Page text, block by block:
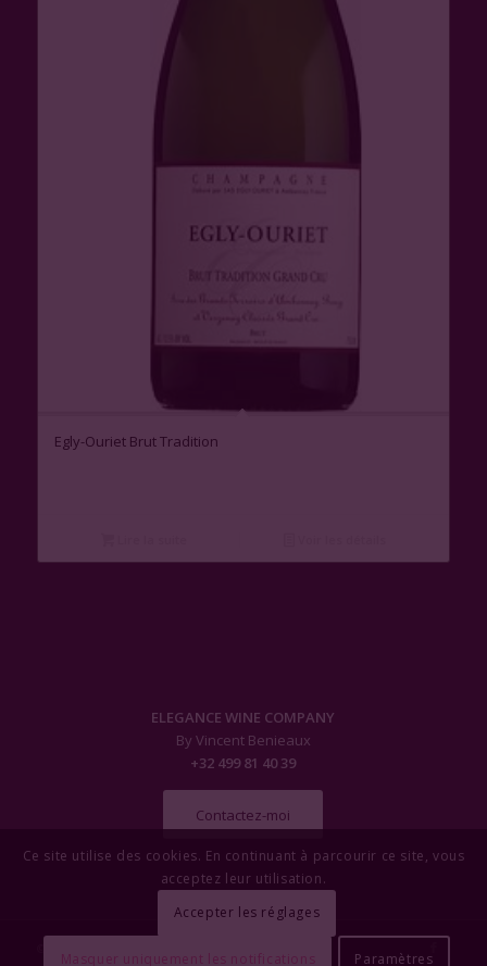
Egly-Ouriet Brut Tradition
ELEGANCE WINE COMPANY
By Vincent Benieaux
+32 499 81 40 39
Contactez-moi
Ce site utilise des cookies. En continuant à parcourir ce site, vous
acceptez leur utilisation.
Accepter les réglages
Masquer uniquement les notifications Paramètres